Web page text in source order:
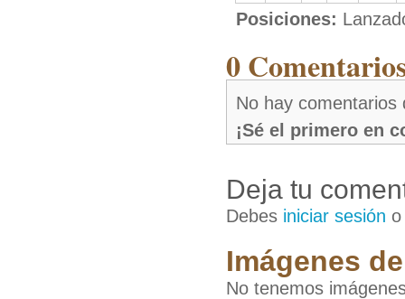
Posiciones:
0
No hay comentarios
¡Sé el primero en
Deja tu
Debes iniciar sesión
Imágenes
No tenemos